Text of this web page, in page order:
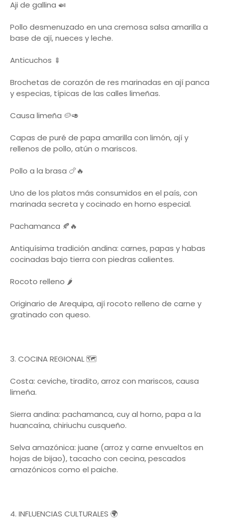
Aji de gallina 🍛
Pollo desmenuzado en una cremosa salsa amarilla a
base de ají, nueces y leche.
Anticuchos 🍢
Brochetas de corazón de res marinadas en ají panca
y especias, típicas de las calles limeñas.
Causa limeña 🥔🥑
Capas de puré de papa amarilla con limón, ají y
rellenos de pollo, atún o mariscos.
Pollo a la brasa 🍗🔥
Uno de los platos más consumidos en el país, con
marinada secreta y cocinado en horno especial.
Pachamanca 🍂🔥
Antiquísima tradición andina: carnes, papas y habas
cocinadas bajo tierra con piedras calientes.
Rocoto relleno 🌶️
Originario de Arequipa, ají rocoto relleno de carne y
gratinado con queso.
3. COCINA REGIONAL 🗺️
Costa: ceviche, tiradito, arroz con mariscos, causa
limeña.
Sierra andina: pachamanca, cuy al horno, papa a la
huancaína, chiriuchu cusqueño.
Selva amazónica: juane (arroz y carne envueltos en
hojas de bijao), tacacho con cecina, pescados
amazónicos como el paiche.
4. INFLUENCIAS CULTURALES 🌍